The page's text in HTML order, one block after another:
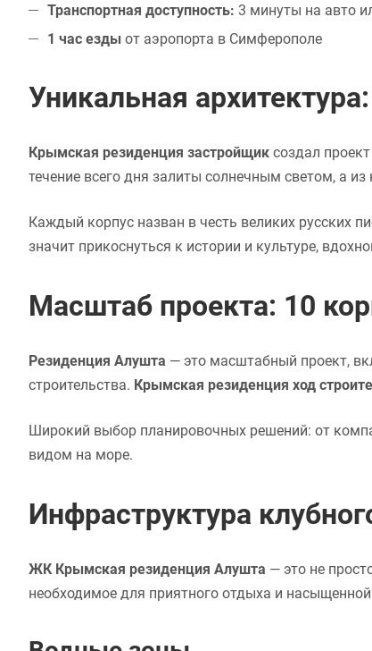
Транспортная доступность: 3 минуты на авто
1 час езды от аэропорта в Симферополе
Уникальная
Крымская резиденция застройщик создал
течение всего дня залиты солнечным светом, а
Каждый корпус назван в честь великих русских
значит прикоснуться к истории и культуре,
Масштаб проекта: 10
Резиденция Алушта — это масштабный проект,
строительства. Крымская резиденция ход
Широкий выбор планировочных решений: от
видом на море.
Инфраструктура
ЖК Крымская резиденция Алушта — это не
необходимое для приятного отдыха и